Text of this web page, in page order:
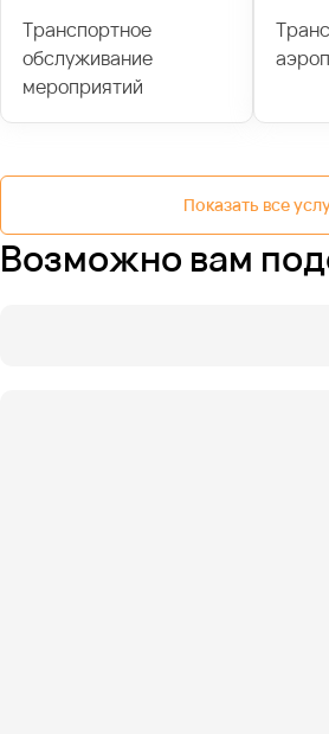
Транспортное
обслуживание
мероприятий
Показать все
Возможно вам